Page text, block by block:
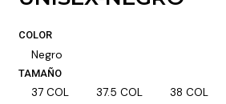
COLOR
Negro
TAMAÑO
37 COL 37.5 COL 38 COL